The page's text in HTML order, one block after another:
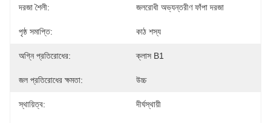
দরজা শৈলী: জলরোধী অভ্যন্তরীণ ফাঁপা দরজা
পৃষ্ঠ সমাপ্তি: কাঠ শস্য
অগ্নি প্রতিরোধের: ক্লাস B1
জল প্রতিরোধের ক্ষমতা: উচ্চ
স্থায়িত্ব: দীর্ঘস্থায়ী